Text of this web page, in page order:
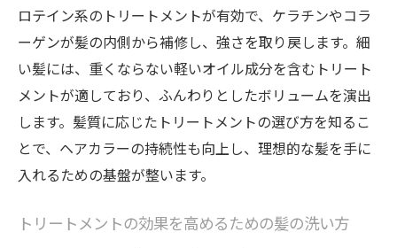
即効性のあるダメージケアトリートメント
髪内部からの補修を叶えるトリートメント
選び
トリートメントで輝く髪を手に入れるためのス
テップガイド
トリートメントの効果を引き出す前準備
正しいトリートメントの塗布方法
トリートメント後の乾燥ケア方法
ロテイン系のトリートメントが有効で、ケラチンやコラ
ーゲンが髪の内側から補修し、強さを取り戻します。細
い髪には、重くならない軽いオイル成分を含むトリート
メントが適しており、ふんわりとしたボリュームを演出
します。髪質に応じたトリートメントの選び方を知るこ
とで、ヘアカラーの持続性も向上し、理想的な髪を手に
入れるための基盤が整います。
トリートメントの効果を高めるための髪の洗い方